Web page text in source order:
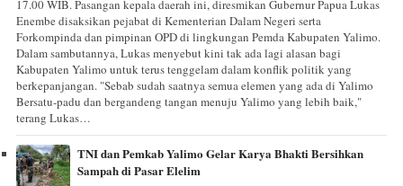
17.00 WIB. Pasangan kepala daerah ini, diresmikan Gubernur Papua Lukas
Enembe disaksikan pejabat di Kementerian Dalam Negeri serta
Forkompinda dan pimpinan OPD di lingkungan Pemda Kabupaten Yalimo.
Dalam sambutannya, Lukas menyebut kini tak ada lagi alasan bagi
Kabupaten Yalimo untuk terus tenggelam dalam konflik politik yang
berkepanjangan. "Sebab sudah saatnya semua elemen yang ada di Yalimo
Bersatu-padu dan bergandeng tangan menuju Yalimo yang lebih baik,"
terang Lukas…
TNI dan Pemkab Yalimo Gelar Karya Bhakti Bersihkan
Sampah di Pasar Elelim